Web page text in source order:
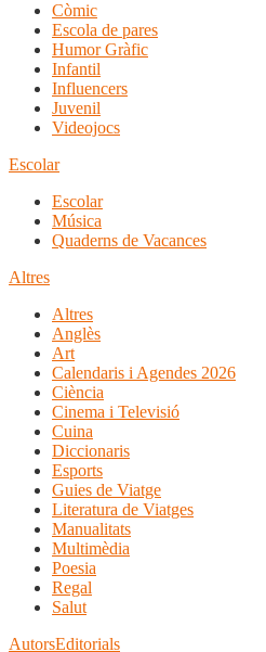
Còmic
Escola de pares
Humor Gràfic
Infantil
Influencers
Juvenil
Videojocs
Escolar
Escolar
Música
Quaderns de Vacances
Altres
Altres
Anglès
Art
Calendaris i Agendes 2026
Ciència
Cinema i Televisió
Cuina
Diccionaris
Esports
Guies de Viatge
Literatura de Viatges
Manualitats
Multimèdia
Poesia
Regal
Salut
AutorsEditorials